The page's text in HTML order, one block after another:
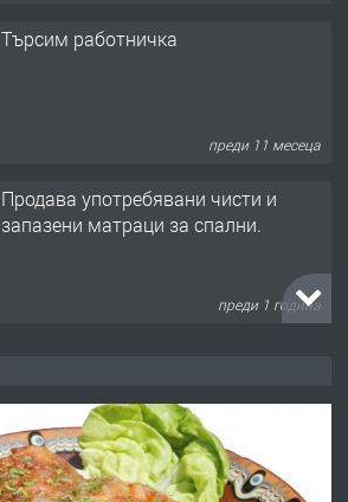
Търсим работничка
преди 11 месеца
Продава употребявани чисти и
запазени матраци за спални.
преди 1 година
преди 1 година